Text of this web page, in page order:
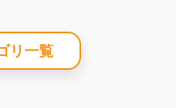
リ一覧